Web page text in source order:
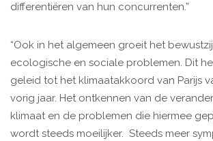
differentiëren van hun concurrenten.”
“Ook in het algemeen groeit het
ecologische en sociale problemen. Dit
geleid tot het klimaatakkoord van Parijs
vorig jaar. Het ontkennen van de
klimaat en de problemen die hiermee
wordt steeds moeilijker. Steeds meer